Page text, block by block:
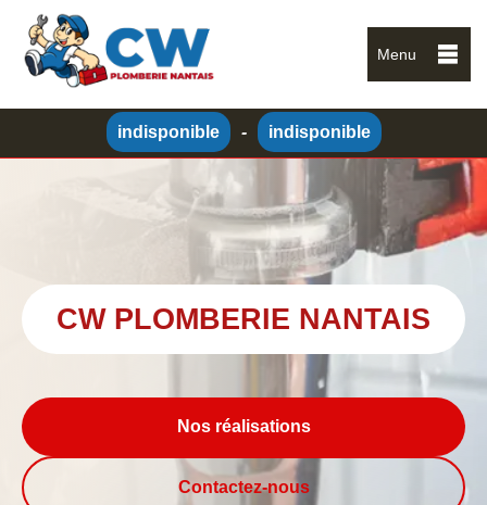
Menu
indisponible - indisponible
CW PLOMBERIE NANTAIS
Nos réalisations
Contactez-nous